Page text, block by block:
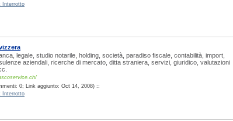
Interrotto
legale, studio notarile, holding, società, paradiso fiscale, contabilità, import,
aziendali, ricerche di mercato, ditta straniera, servizi, giuridico, valutazioni
0; Link aggiunto: Oct 14, 2008) ::
Interrotto